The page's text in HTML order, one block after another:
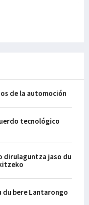
de la automoción
tecnológico
dirulaguntza jaso du
du bere Lantarongo